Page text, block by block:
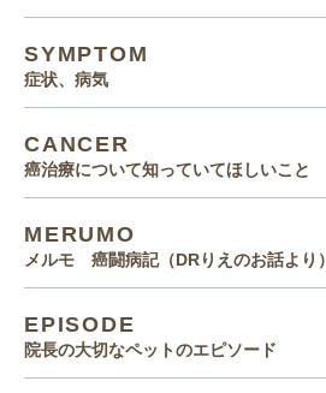
SYMPTOM
症状、病気
CANCER
癌治療について知っていてほしいこと
MERUMO
メルモ 癌闘病記（DRりえのお話より）
EPISODE
院長の大切なペットのエピソード